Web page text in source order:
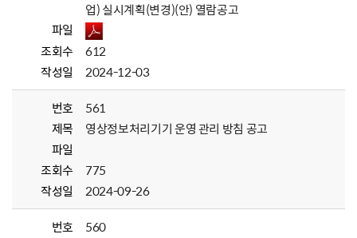
업) 실시계획(변경)(안) 열람공고
파일
조회수
612
작성일
2024-12-03
번호
561
제목
영상정보처리기기 운영 관리 방침 공고
파일
조회수
775
작성일
2024-09-26
번호
560